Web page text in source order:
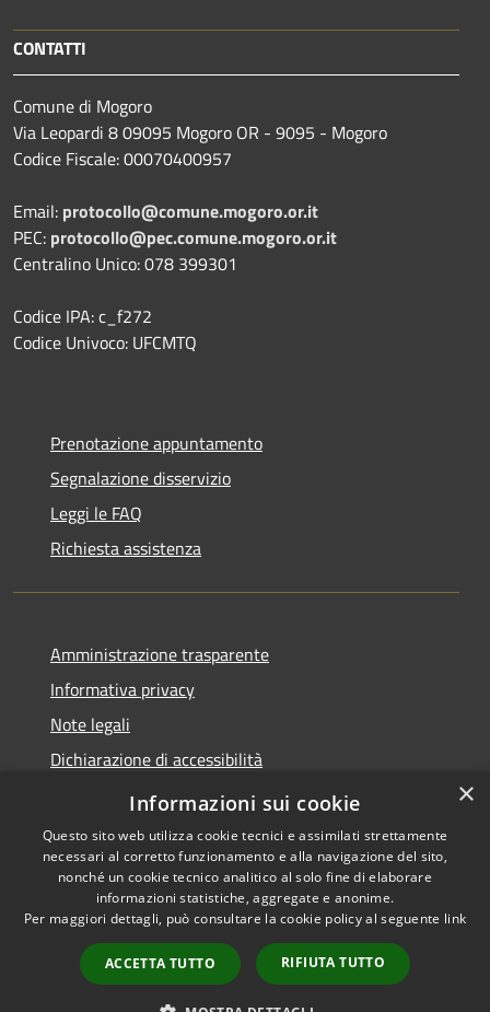
CONTATTI
Comune di Mogoro
Via Leopardi 8 09095 Mogoro OR - 9095 - Mogoro
Codice Fiscale: 00070400957
Email: protocollo@comune.mogoro.or.it
PEC: protocollo@pec.comune.mogoro.or.it
Centralino Unico: 078 399301
Codice IPA: c_f272
Codice Univoco: UFCMTQ
Prenotazione appuntamento
Segnalazione disservizio
Leggi le FAQ
Richiesta assistenza
Amministrazione trasparente
Informativa privacy
Note legali
Dichiarazione di accessibilità
Obiettivi di accessibilità
Accessibilità
Copyright © 2026 • Comune di
Mogoro • Powered by
Municipium•
Accesso
redazione
×
Informazioni sui cookie
Questo sito web utilizza cookie tecnici e assimilati strettamente
necessari al corretto funzionamento e alla navigazione del sito,
nonché un cookie tecnico analitico al solo fine di elaborare
informazioni statistiche, aggregate e anonime.
Per maggiori dettagli, può consultare la cookie policy al seguente link
ACCETTA TUTTO RIFIUTA TUTTO